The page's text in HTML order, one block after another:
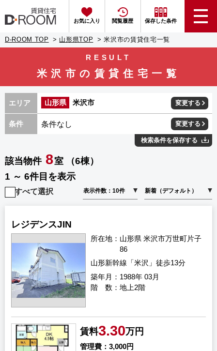
お気に入り 閲覧履歴 保存した条件
D-ROOM TOP 山形県TOP 米沢市の賃貸住宅一覧
RESULT
米沢市の賃貸住宅一覧
エリア 山形県 米沢市 変更する
条件 条件なし 変更する
検索条件を保存する
該当物件 8室 （6棟）
1 ～ 6件目を表示
すべて選択
レジデンスJIN
所在地
山形県 米沢市万世町片子
86
築年月 1988年 03月
山形新幹線「米沢」徒歩13分
階 数 地上2階
賃料3.30万円
管理費
3,000円